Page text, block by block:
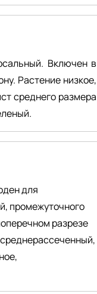
Включен в
Растение низкое,
среднего размера
для
промежуточного
разрезе